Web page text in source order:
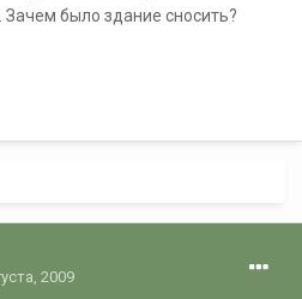
Зачем было здание сносить?
2009